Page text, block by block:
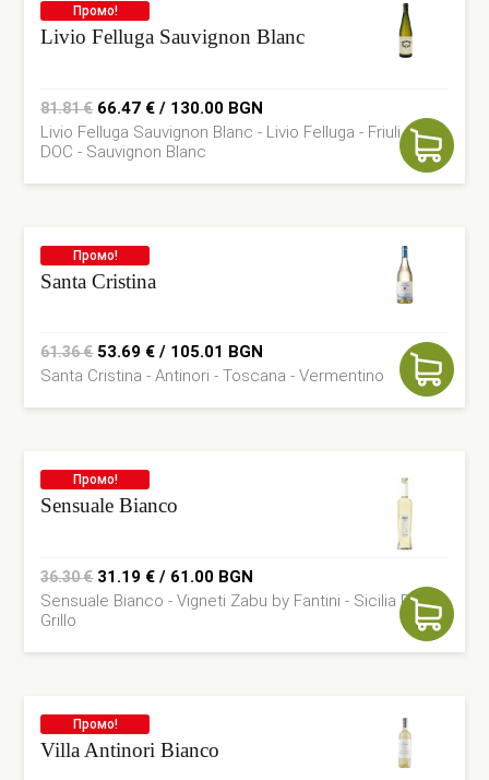
Промо!
Livio Felluga Sauvignon Blanc
81.81€ Original
price
was:
81.81 €.
66.47 € / 130.00 BGN
price
66.47 €.
Livio Felluga Sauvignon Blanc - Livio Felluga - Friuli Collio
DOC - Sauvignon Blanc
Промо!
Santa Cristina
61.36€ Original
price
was:
53.69 € / 105.01 BGN
price
is:
Santa Cristina - Antinori - Toscana - Vermentino
Промо!
Sensuale Bianco
36.30€ Original
price
36.30 €.
31.19 € / 61.00 BGN
price
31.19 €.
Sensuale Bianco - Vigneti Zabu by Fantini - Sicilia DOC -
Grillo
Промо!
Villa Antinori Bianco